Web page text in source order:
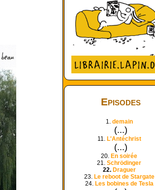
Episodes
1. demain
(...)
11. L'Antéchrist
(...)
20. En soirée
21. Schrödinger
22. Draguer
23. Le reboot de Stargate
24. Les bobines de Tesla